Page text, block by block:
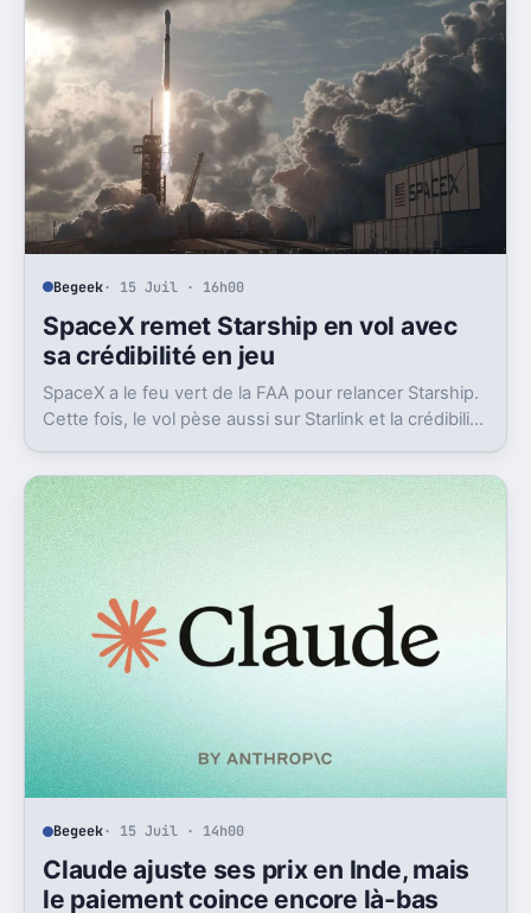
Begeek· 15 Juil · 16h00
SpaceX remet Starship en vol avec
sa crédibilité en jeu
SpaceX a le feu vert de la FAA pour relancer Starship.
Cette fois, le vol pèse aussi sur Starlink et la crédibilité
Begeek· 15 Juil · 14h00
Claude ajuste ses prix en Inde, mais
le paiement coince encore là-bas